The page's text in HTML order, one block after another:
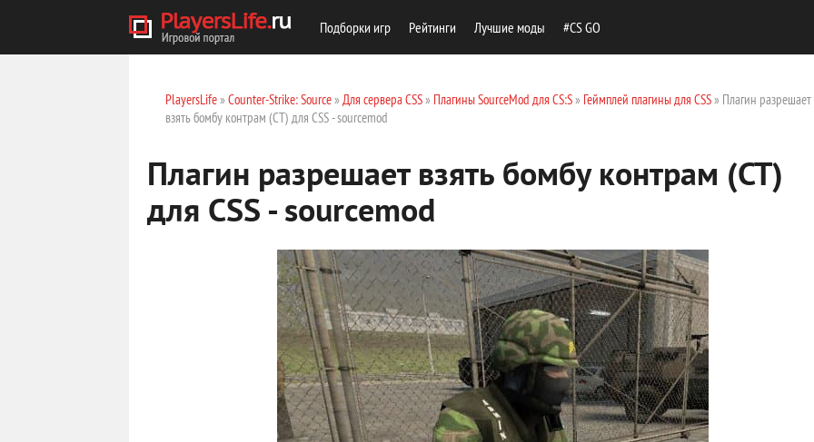
Подборки игр Рейтинги Лучшие моды #CS GO
PlayersLife» Counter-Strike: Source» Для сервера CSS» Плагины SourceMod для CS:S» Геймплей плагины для CSS» Плагин разрешает
взять бомбу контрам (CT) для CSS - sourcemod
Плагин разрешает взять бомбу контрам (CT)
для CSS - sourcemod